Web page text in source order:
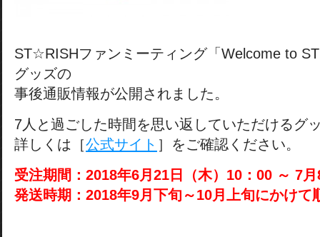
ST☆RISHファンミーティング「Welcome to
グッズの
事後通販情報が公開されました。
7人と過ごした時間を思い返していただけるグ
詳しくは［公式サイト ］をご確認ください。
受注期間：2018年6月21日（木）10：00 ～ 7
発送時期：2018年9月下旬～10月上旬にかけて